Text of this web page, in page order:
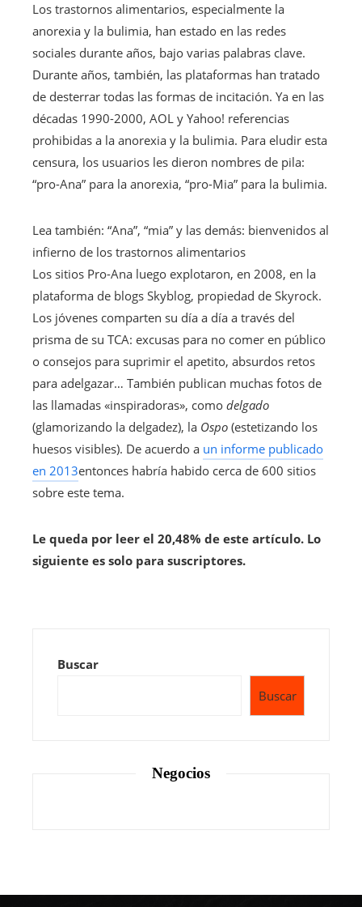
Los trastornos alimentarios, especialmente la
anorexia y la bulimia, han estado en las redes
sociales durante años, bajo varias palabras clave.
Durante años, también, las plataformas han tratado
de desterrar todas las formas de incitación. Ya en las
décadas 1990-2000, AOL y Yahoo! referencias
prohibidas a la anorexia y la bulimia. Para eludir esta
censura, los usuarios les dieron nombres de pila:
“pro-Ana” para la anorexia, “pro-Mia” para la bulimia.
Lea también: “Ana”, “mia” y las demás: bienvenidos al
infierno de los trastornos alimentarios
Los sitios Pro-Ana luego explotaron, en 2008, en la
plataforma de blogs Skyblog, propiedad de Skyrock.
Los jóvenes comparten su día a día a través del
prisma de su TCA: excusas para no comer en público
o consejos para suprimir el apetito, absurdos retos
para adelgazar… También publican muchas fotos de
las llamadas «inspiradoras», como delgado
(glamorizando la delgadez), la Ospo (estetizando los
huesos visibles). De acuerdo a un informe publicado
en 2013entonces habría habido cerca de 600 sitios
sobre este tema.
Le queda por leer el 20,48% de este artículo. Lo
siguiente es solo para suscriptores.
Buscar
Buscar
Negocios